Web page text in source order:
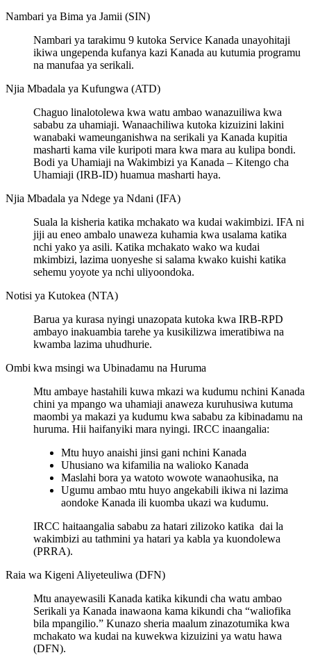
Nambari ya Bima ya Jamii (SIN)
Nambari ya tarakimu 9 kutoka Service Kanada unayohitaji
ikiwa ungependa kufanya kazi Kanada au kutumia programu
na manufaa ya serikali.
Njia Mbadala ya Kufungwa (ATD)
Chaguo linalotolewa kwa watu ambao wanazuiliwa kwa
sababu za uhamiaji. Wanaachiliwa kutoka kizuizini lakini
wanabaki wameunganishwa na serikali ya Kanada kupitia
masharti kama vile kuripoti mara kwa mara au kulipa bondi.
Bodi ya Uhamiaji na Wakimbizi ya Kanada – Kitengo cha
Uhamiaji (IRB-ID) huamua masharti haya.
Njia Mbadala ya Ndege ya Ndani (IFA)
Suala la kisheria katika mchakato wa kudai wakimbizi. IFA ni
jiji au eneo ambalo unaweza kuhamia kwa usalama katika
nchi yako ya asili. Katika mchakato wako wa kudai
mkimbizi, lazima uonyeshe si salama kwako kuishi katika
sehemu yoyote ya nchi uliyoondoka.
Notisi ya Kutokea (NTA)
Barua ya kurasa nyingi unazopata kutoka kwa IRB-RPD
ambayo inakuambia tarehe ya kusikilizwa imeratibiwa na
kwamba lazima uhudhurie.
Ombi kwa msingi wa Ubinadamu na Huruma
Mtu ambaye hastahili kuwa mkazi wa kudumu nchini Kanada
chini ya mpango wa uhamiaji anaweza kuruhusiwa kutuma
maombi ya makazi ya kudumu kwa sababu za kibinadamu na
huruma. Hii haifanyiki mara nyingi. IRCC inaangalia:
Mtu huyo anaishi jinsi gani nchini Kanada
Uhusiano wa kifamilia na walioko Kanada
Maslahi bora ya watoto wowote wanaohusika, na
Ugumu ambao mtu huyo angekabili ikiwa ni lazima
aondoke Kanada ili kuomba ukazi wa kudumu.
IRCC haitaangalia sababu za hatari zilizoko katika dai la
wakimbizi au tathmini ya hatari ya kabla ya kuondolewa
(PRRA).
Raia wa Kigeni Aliyeteuliwa (DFN)
Mtu anayewasili Kanada katika kikundi cha watu ambao
Serikali ya Kanada inawaona kama kikundi cha “waliofika
bila mpangilio.” Kunazo sheria maalum zinazotumika kwa
mchakato wa kudai na kuwekwa kizuizini ya watu hawa
(DFN).